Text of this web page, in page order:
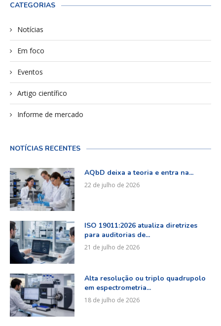
CATEGORIAS
Notícias
Em foco
Eventos
Artigo científico
Informe de mercado
NOTÍCIAS RECENTES
AQbD deixa a teoria e entra na...
22 de julho de 2026
ISO 19011:2026 atualiza diretrizes
para auditorias de...
21 de julho de 2026
Alta resolução ou triplo quadrupolo
em espectrometria...
18 de julho de 2026